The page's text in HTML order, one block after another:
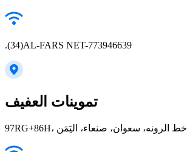
.(34)AL-FARS NET-773946639
تموينات العفيف
97RG+86H، خط الرونه، سعوان، صنعاء، اليَمَن